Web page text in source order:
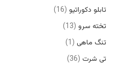
تابلو دکوراتیو 16
تخته سرو 13
تنگ ماهی 1
تی شرت 36